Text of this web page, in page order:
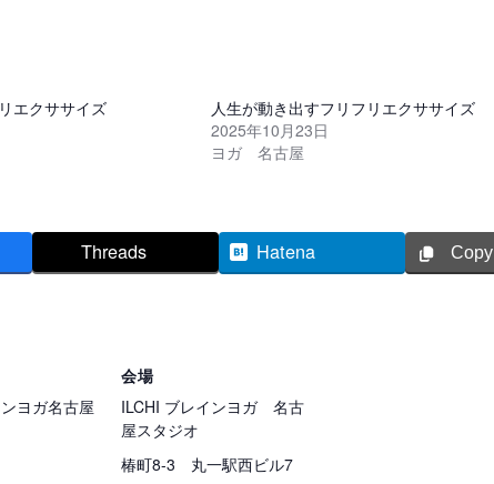
エクササイズ
人生が動き出すフリフリエクササイズ
2025年10月23日
ヨガ 名古屋
Threads Hatena Copy
ヨガ名古屋
会場
ILCHI ブレインヨガ 名古
屋スタジオ
椿町8-3 丸一駅西ビル7